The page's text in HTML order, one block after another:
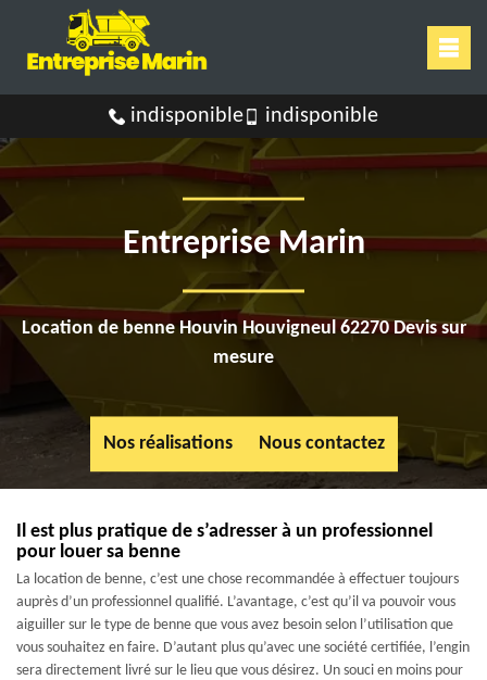
indisponible indisponible
Entreprise Marin
Location de benne Houvin Houvigneul 62270 Devis sur
mesure
Nos réalisations Nous contactez
Il est plus pratique de s’adresser à un professionnel
pour louer sa benne
La location de benne, c’est une chose recommandée à effectuer toujours
auprès d’un professionnel qualifié. L’avantage, c’est qu’il va pouvoir vous
aiguiller sur le type de benne que vous avez besoin selon l’utilisation que
vous souhaitez en faire. D’autant plus qu’avec une société certifiée, l’engin
sera directement livré sur le lieu que vous désirez. Un souci en moins pour